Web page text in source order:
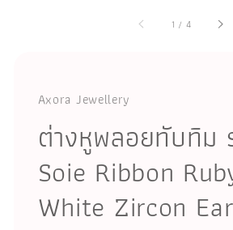
1 / 4
Axora Jewellery
ต่างหูพลอยทับทิม
Soie Ribbon
White Zircon